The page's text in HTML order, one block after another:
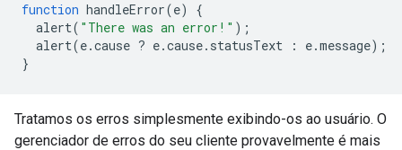
function handleError(e)
{
alert( "There was an error!" );
alert(e.cause ? e.cause. statusText : e.message);
}
Tratamos os erros simplesmente exibindo-os ao usuário. O
gerenciador de erros do seu cliente provavelmente é mais